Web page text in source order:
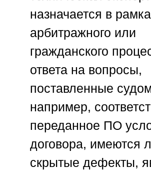
назначается в
арбитражного или
гражданского
ответа на вопросы,
поставленные
например,
переданное ПО
договора, имеются
скрытые дефекты,